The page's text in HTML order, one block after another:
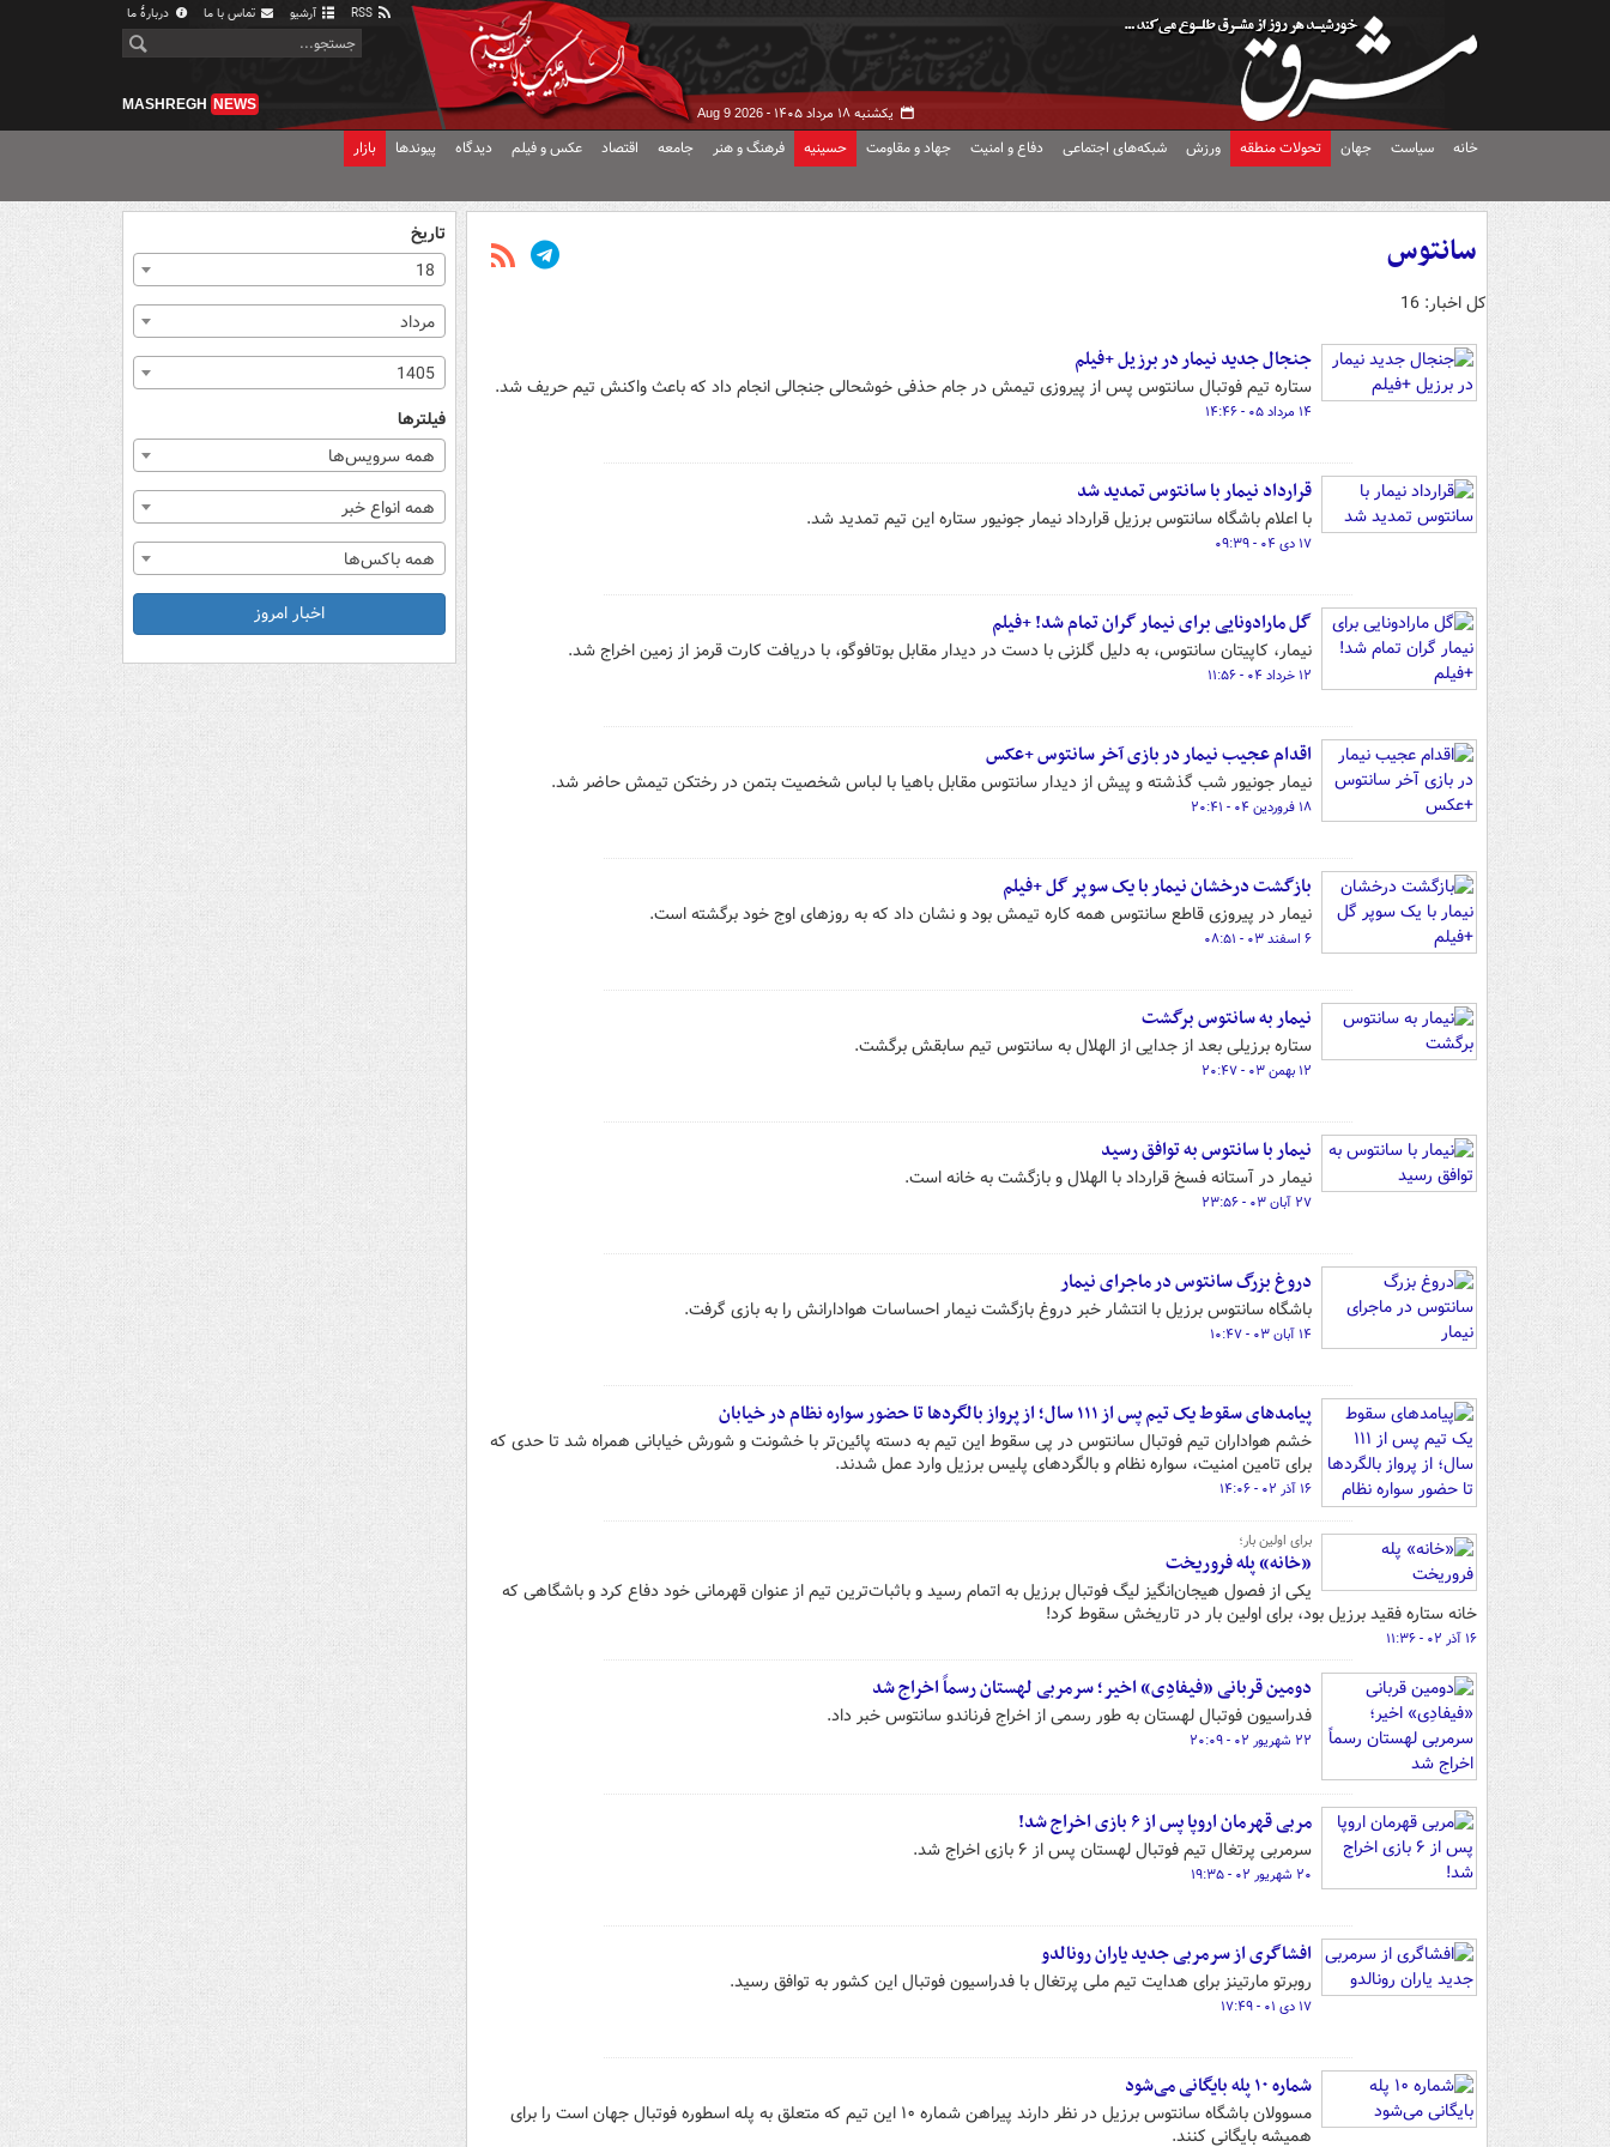
آرشیو تماس با ما دربارهٔ ما
یکشنبه ۱۸ مرداد ۱۴۰۵ - Aug 9 2026
MASHREGH NEWS
خانه سیاست جهان تحولات منطقه ورزش شبکه‌های اجتماعی دفاع و امنیت جهاد و مقاومت حسینیه فرهنگ و هنر جامعه اقتصاد عکس و فیلم دیدگاه پیوندها بازار
سانتوس
کل اخبار: 16
جنجال جدید نیمار در برزیل +فیلم
ستاره تیم فوتبال سانتوس پس از پیروزی تیمش در جام حذفی خوشحالی جنجالی انجام داد که باعث واکنش تیم حریف شد.
۱۴ مرداد ۰۵ - ۱۴:۴۶
قرارداد نیمار با سانتوس تمدید شد
با اعلام باشگاه سانتوس برزیل قرارداد نیمار جونیور ستاره این تیم تمدید شد.
۱۷ دی ۰۴ - ۰۹:۳۹
گل مارادونایی برای نیمار گران تمام شد! +فیلم
نیمار، کاپیتان سانتوس، به دلیل گلزنی با دست در دیدار مقابل بوتافوگو، با دریافت کارت قرمز از زمین اخراج شد.
۱۲ خرداد ۰۴ - ۱۱:۵۶
اقدام عجیب نیمار در بازی آخر سانتوس +عکس
نیمار جونیور شب گذشته و پیش از دیدار سانتوس مقابل باهیا با لباس شخصیت بتمن در رختکن تیمش حاضر شد.
۱۸ فروردین ۰۴ - ۲۰:۴۱
بازگشت درخشان نیمار با یک سوپر گل +فیلم
نیمار در پیروزی قاطع سانتوس همه کاره تیمش بود و نشان داد که به روزهای اوج خود برگشته است.
۶ اسفند ۰۳ - ۰۸:۵۱
نیمار به سانتوس برگشت
ستاره برزیلی بعد از جدایی از الهلال به سانتوس تیم سابقش برگشت.
۱۲ بهمن ۰۳ - ۲۰:۴۷
نیمار با سانتوس به توافق رسید
نیمار در آستانه فسخ قرارداد با الهلال و بازگشت به خانه است.
۲۷ آبان ۰۳ - ۲۳:۵۶
دروغ بزرگ سانتوس در ماجرای نیمار
باشگاه سانتوس برزیل با انتشار خبر دروغ بازگشت نیمار احساسات هوادارانش را به بازی گرفت.
۱۴ آبان ۰۳ - ۱۰:۴۷
پیامدهای سقوط یک تیم پس از ۱۱۱ سال؛ از پرواز بالگردها تا حضور سواره نظام در خیابان
خشم هواداران تیم فوتبال سانتوس در پی سقوط این تیم به دسته پائین‌تر با خشونت و شورش خیابانی همراه شد تا حدی که
برای تامین امنیت، سواره نظام و بالگردهای پلیس برزیل وارد عمل شدند.
۱۶ آذر ۰۲ - ۱۴:۰۶
برای اولین بار؛
«خانه» پله فروریخت
یکی از فصول هیجان‌انگیز لیگ فوتبال برزیل به اتمام رسید و باثبات‌ترین تیم از عنوان قهرمانی خود دفاع کرد و باشگاهی که
خانه ستاره فقید برزیل بود، برای اولین بار در تاریخش سقوط کرد!
۱۶ آذر ۰۲ - ۱۱:۳۶
دومین قربانی «فیفادِی» اخیر؛ سرمربی لهستان رسماً اخراج شد
فدراسیون فوتبال لهستان به طور رسمی از اخراج فرناندو سانتوس خبر داد.
۲۲ شهریور ۰۲ - ۲۰:۰۹
مربی قهرمان اروپا پس از ۶ بازی اخراج شد!
سرمربی پرتغال تیم فوتبال لهستان پس از ۶ بازی اخراج شد.
۲۰ شهریور ۰۲ - ۱۹:۳۵
افشاگری از سرمربی جدید یاران رونالدو
روبرتو مارتینز برای هدایت تیم ملی پرتغال با فدراسیون فوتبال این کشور به توافق رسید.
۱۷ دی ۰۱ - ۱۷:۴۹
شماره ۱۰ پله بایگانی می‌شود
مسوولان باشگاه سانتوس برزیل در نظر دارند پیراهن شماره ۱۰ این تیم که متعلق به پله اسطوره فوتبال جهان است را برای
همیشه بایگانی کنند.
تاریخ
18
مرداد
1405
فیلترها
همه سرویس‌ها
همه انواع خبر
همه باکس‌ها
اخبار امروز